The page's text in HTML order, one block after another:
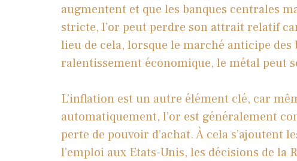
augmentent et que les banques centrales
stricte, l’or peut perdre son attrait relatif
lieu de cela, lorsque le marché anticipe des
ralentissement économique, le métal peut
L’inflation est un autre élément clé, car
automatiquement, l’or est généralement
perte de pouvoir d’achat. À cela s’ajoutent
l’emploi aux Etats-Unis, les décisions de la